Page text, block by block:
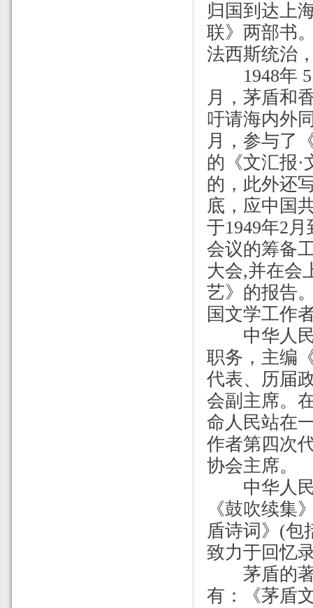
归国到达上
联》两部书
法西斯统治
1948年 5
月，茅盾和
吁请海内外
月，参与了
的《文汇报·
的，此外还
底，应中国
于1949年2
会议的筹备
大会,并在会
艺》的报告
国文学工作
中华人民
职务，主编
代表、历届
会副主席。
命人民站在
作者第四次
协会主席。
中华人民
《鼓吹续集
盾诗词》 (包
致力于回忆
茅盾的著
有：《茅盾